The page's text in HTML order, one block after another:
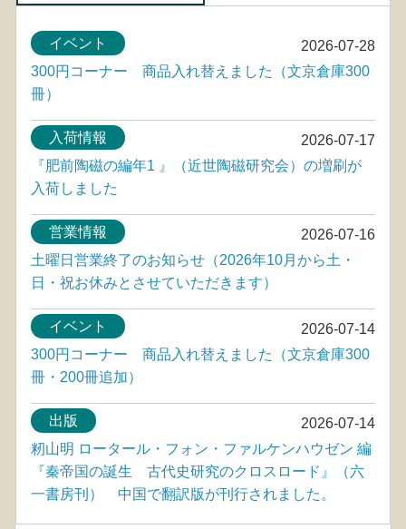
2026-07-28
イベント
300円コーナー 商品入れ替えました（文京倉庫300
冊）
2026-07-17
入荷情報
『肥前陶磁の編年1 』（近世陶磁研究会）の増刷が
入荷しました
2026-07-16
営業情報
土曜日営業終了のお知らせ（2026年10月から土・
日・祝お休みとさせていただきます）
2026-07-14
イベント
300円コーナー 商品入れ替えました（文京倉庫300
冊・200冊追加）
2026-07-14
出版
籾山明 ロータール・フォン・ファルケンハウゼン 編
『秦帝国の誕生 古代史研究のクロスロード』（六
一書房刊） 中国で翻訳版が刊行されました。